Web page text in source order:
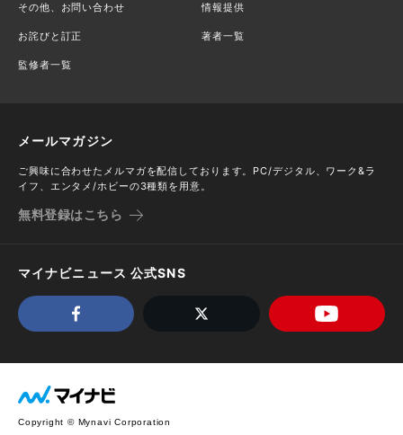
その他、お問い合わせ 情報提供
お詫びと訂正 著者一覧
監修者一覧
メールマガジン
ご興味に合わせたメルマガを配信しております。PC/デジタル、ワーク&ラ
イフ、エンタメ/ホビーの3種類を用意。
無料登録はこちら
マイナビニュース 公式SNS
Copyright © Mynavi Corporation